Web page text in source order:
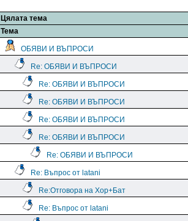
Цялата тема
Тема
ОБЯВИ И ВЪПРОСИ
Re: ОБЯВИ И ВЪПРОСИ
Re: ОБЯВИ И ВЪПРОСИ
Re: ОБЯВИ И ВЪПРОСИ
Re: ОБЯВИ И ВЪПРОСИ
Re: ОБЯВИ И ВЪПРОСИ
Re: ОБЯВИ И ВЪПРОСИ
Re: Въпрос от latani
Re:Отговора на Хор+Бат
Re: Въпрос от latani